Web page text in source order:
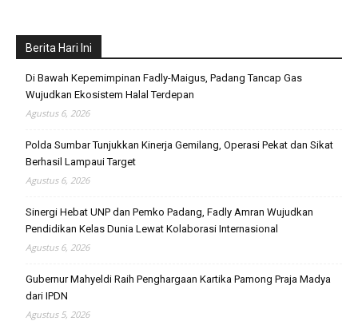
Berita Hari Ini
Di Bawah Kepemimpinan Fadly-Maigus, Padang Tancap Gas
Wujudkan Ekosistem Halal Terdepan
Agustus 6, 2026
Polda Sumbar Tunjukkan Kinerja Gemilang, Operasi Pekat dan Sikat
Berhasil Lampaui Target
Agustus 6, 2026
Sinergi Hebat UNP dan Pemko Padang, Fadly Amran Wujudkan
Pendidikan Kelas Dunia Lewat Kolaborasi Internasional
Agustus 6, 2026
Gubernur Mahyeldi Raih Penghargaan Kartika Pamong Praja Madya
dari IPDN
Agustus 5, 2026